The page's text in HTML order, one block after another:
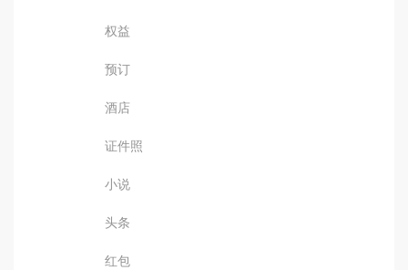
权益
预订
酒店
证件照
小说
头条
红包